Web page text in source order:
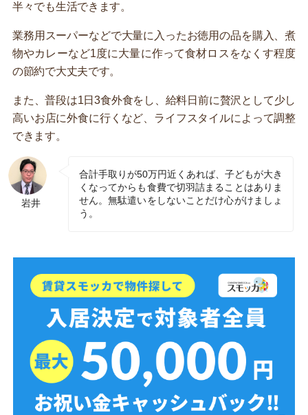
半々でも生活できます。
業務用スーパーなどで大量に入ったお徳用の品を購入、煮
物やカレーなど1度に大量に作って食材ロスをなくす程度
の節約で大丈夫です。
また、普段は1日3食外食をし、給料日前に贅沢として少し
高いお店に外食に行くなど、ライフスタイルによって調整
できます。
岩井
合計手取りが50万円近くあれば、子どもが大き
くなってからも食費で切羽詰まることはありま
せん。無駄遣いをしないことだけ心がけましょ
う。